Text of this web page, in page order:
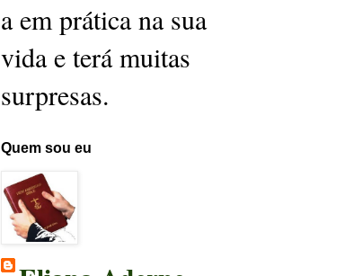
a em prática na sua
vida e terá muitas
surpresas.
Quem sou eu